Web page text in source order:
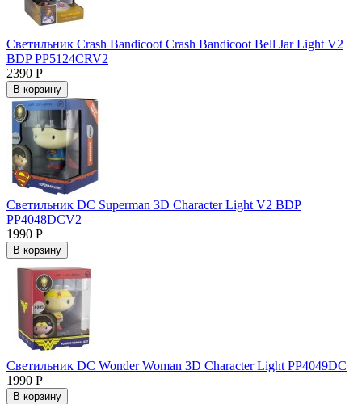
Светильник Crash Bandicoot Crash Bandicoot Bell Jar Light V2
BDP PP5124CRV2
2390 Р
В корзину
Светильник DC Superman 3D Character Light V2 BDP
PP4048DCV2
1990 Р
В корзину
Светильник DC Wonder Woman 3D Character Light PP4049DC
1990 Р
В корзину